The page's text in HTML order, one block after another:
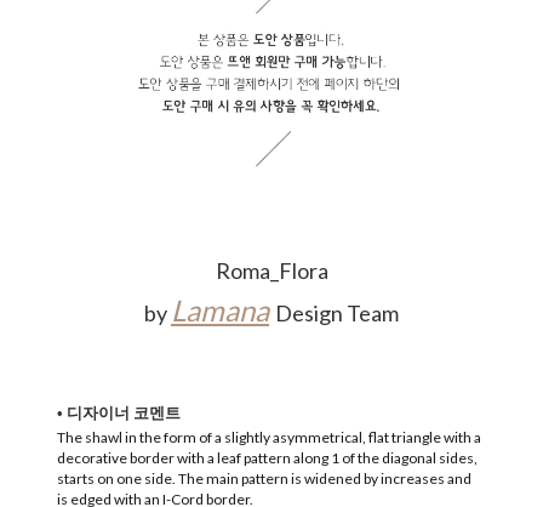
Roma_Flora
by Lamana Design Team
• 디자이너 코멘트
The shawl in the form of a slightly asymmetrical, flat triangle with a
decorative border with a leaf pattern along 1 of the diagonal sides,
starts on one side. The main pattern is widened by increases and
is edged with an I-Cord border.